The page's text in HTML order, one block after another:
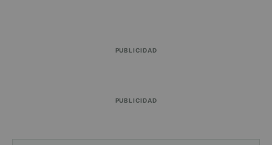
PUBLICIDAD
PUBLICIDAD